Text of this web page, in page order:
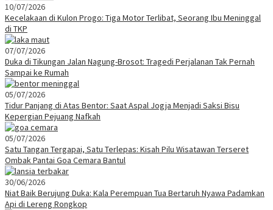
10/07/2026
Kecelakaan di Kulon Progo: Tiga Motor Terlibat, Seorang Ibu Meninggal
di TKP
07/07/2026
Duka di Tikungan Jalan Nagung-Brosot: Tragedi Perjalanan Tak Pernah
Sampai ke Rumah
05/07/2026
Tidur Panjang di Atas Bentor: Saat Aspal Jogja Menjadi Saksi Bisu
Kepergian Pejuang Nafkah
05/07/2026
Satu Tangan Tergapai, Satu Terlepas: Kisah Pilu Wisatawan Terseret
Ombak Pantai Goa Cemara Bantul
30/06/2026
Niat Baik Berujung Duka: Kala Perempuan Tua Bertaruh Nyawa Padamkan
Api di Lereng Rongkop